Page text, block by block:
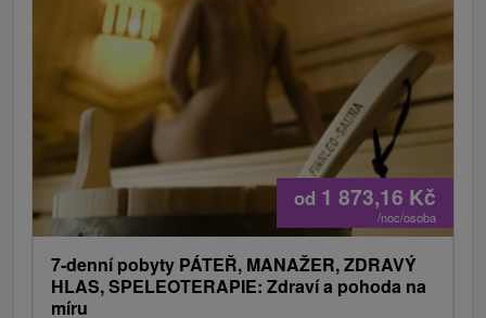
od 1 873,16 Kč
/noc/osoba
7-denní pobyty PÁTEŘ, MANAŽER, ZDRAVÝ
HLAS, SPELEOTERAPIE: Zdraví a pohoda na
míru